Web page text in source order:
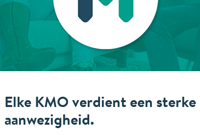
Elke KMO verdient een
aanwezigheid.